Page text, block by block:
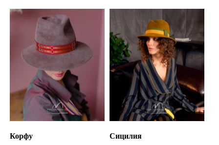
Корфу Сицилия